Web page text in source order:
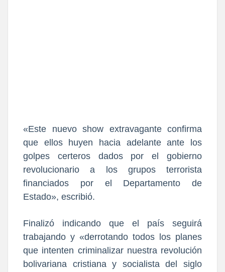
«Este nuevo show extravagante confirma
que ellos huyen hacia adelante ante los
golpes certeros dados por el gobierno
revolucionario a los grupos terrorista
financiados por el Departamento de
Estado», escribió.
Finalizó indicando que el país seguirá
trabajando y «derrotando todos los planes
que intenten criminalizar nuestra revolución
bolivariana cristiana y socialista del siglo